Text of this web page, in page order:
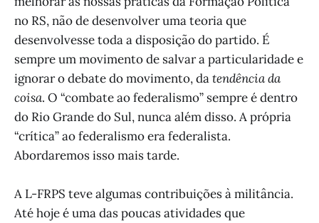
no RS, não de desenvolver uma teoria que
desenvolvesse toda a disposição do partido. É
sempre um movimento de salvar a particularidade e
ignorar o debate do movimento, datendência da
coisa. O “combate ao federalismo” sempre é dentro
do Rio Grande do Sul, nunca além disso. A própria
“crítica” ao federalismo era federalista.
Abordaremos isso mais tarde.
A L-FRPS teve algumas contribuições à militância.
Até hoje é uma das poucas atividades que